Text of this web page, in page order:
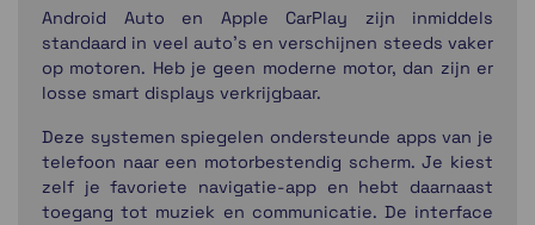
Android Auto en Apple CarPlay zijn inmiddels
standaard in veel auto’s en verschijnen steeds vaker
op motoren. Heb je geen moderne motor, dan zijn er
losse smart displays verkrijgbaar.
Deze systemen spiegelen ondersteunde apps van je
telefoon naar een motorbestendig scherm. Je kiest
zelf je favoriete navigatie-app en hebt daarnaast
toegang tot muziek en communicatie. De interface